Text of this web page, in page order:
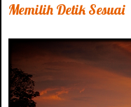
Memilih Detik Sesuai